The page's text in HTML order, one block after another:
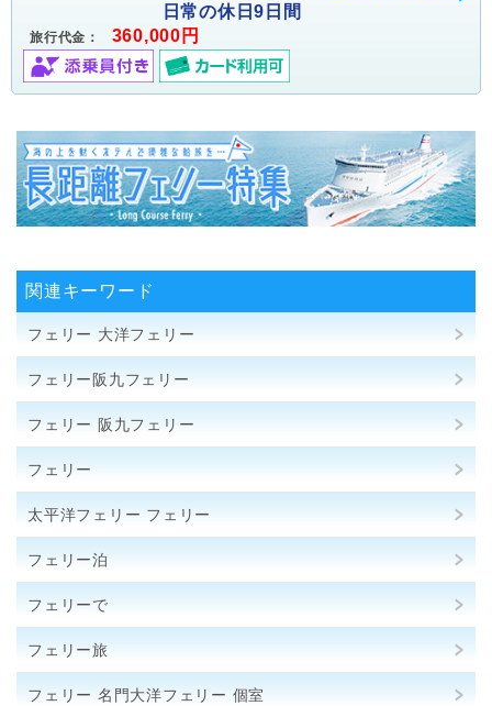
日常の休日9日間
旅行代金： 360,000円
関連キーワード
フェリー 大洋フェリー
フェリー阪九フェリー
フェリー 阪九フェリー
フェリー
太平洋フェリー フェリー
フェリー泊
フェリーで
フェリー旅
フェリー 名門大洋フェリー 個室